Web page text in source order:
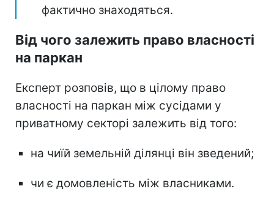
фактично знаходяться.
Від чого залежить право власності
на паркан
Експерт розповів, що в цілому право
власності на паркан між сусідами у
приватному секторі залежить від того:
на чиїй земельній ділянці він зведений;
чи є домовленість між власниками.